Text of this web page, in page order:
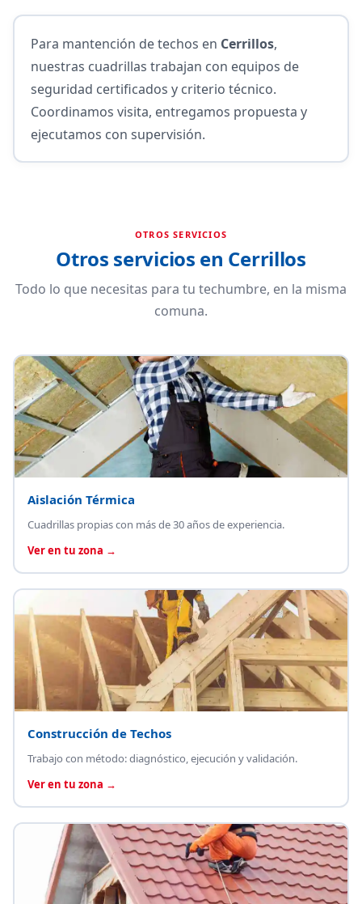
Para mantención de techos en Cerrillos,
nuestras cuadrillas trabajan con equipos de
seguridad certificados y criterio técnico.
Coordinamos visita, entregamos propuesta y
ejecutamos con supervisión.
OTROS SERVICIOS
Otros servicios en Cerrillos
Todo lo que necesitas para tu techumbre, en la misma
comuna.
Aislación Térmica
Cuadrillas propias con más de 30 años de experiencia.
Ver en tu zona →
Construcción de Techos
Trabajo con método: diagnóstico, ejecución y validación.
Ver en tu zona →